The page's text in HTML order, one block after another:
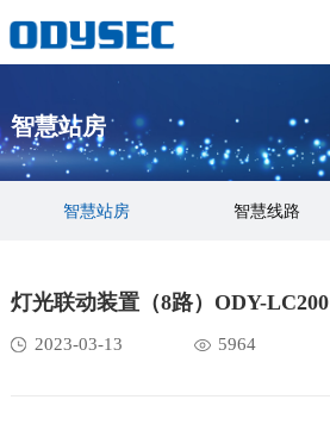
首
于
荣
质
站
房
统
方
招
标
新
智慧站房
智慧站房 智慧线路
灯光联动装置（8路）ODY-LC200
2023-03-13 5964